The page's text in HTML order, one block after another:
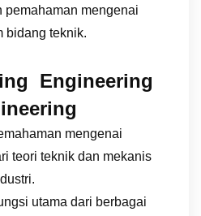
pemahaman mengenai
bidang teknik.
Engineering
mengenai
teori teknik dan mekanis
utama dari berbagai